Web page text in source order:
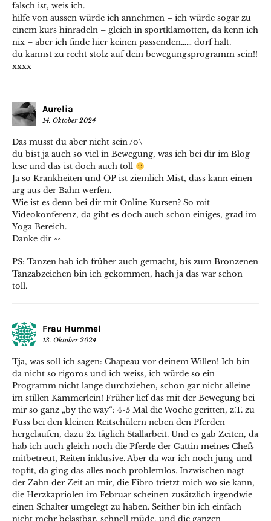
falsch ist, weis ich.
hilfe von aussen würde ich annehmen – ich würde sogar zu
einem kurs hinradeln – gleich in sportklamotten, da kenn ich
nix – aber ich finde hier keinen passenden…… dorf halt.
du kannst zu recht stolz auf dein bewegungsprogramm sein!!
xxxx
Aurelia
14. Oktober 2024
Das musst du aber nicht sein /o\
du bist ja auch so viel in Bewegung, was ich bei dir im Blog
lese und das ist doch auch toll
Ja so Krankheiten und OP ist ziemlich Mist, dass kann einen
arg aus der Bahn werfen.
Wie ist es denn bei dir mit Online Kursen? So mit
Videokonferenz, da gibt es doch auch schon einiges, grad im
Yoga Bereich.
Danke dir ^^
PS: Tanzen hab ich früher auch gemacht, bis zum Bronzenen
Tanzabzeichen bin ich gekommen, hach ja das war schon
toll.
Frau Hummel
13. Oktober 2024
Tja, was soll ich sagen: Chapeau vor deinem Willen! Ich bin
da nicht so rigoros und ich weiss, ich würde so ein
Programm nicht lange durchziehen, schon gar nicht alleine
im stillen Kämmerlein! Früher lief das mit der Bewegung bei
mir so ganz „by the way“: 4-5 Mal die Woche geritten, z.T. zu
Fuss bei den kleinen Reitschülern neben den Pferden
hergelaufen, dazu 2x täglich Stallarbeit. Und es gab Zeiten, da
hab ich auch gleich noch die Pferde der Gattin meines Chefs
mitbetreut, Reiten inklusive. Aber da war ich noch jung und
topfit, da ging das alles noch problemlos. Inzwischen nagt
der Zahn der Zeit an mir, die Fibro trietzt mich wo sie kann,
die Herzkapriolen im Februar scheinen zusätzlich irgendwie
einen Schalter umgelegt zu haben. Seither bin ich einfach